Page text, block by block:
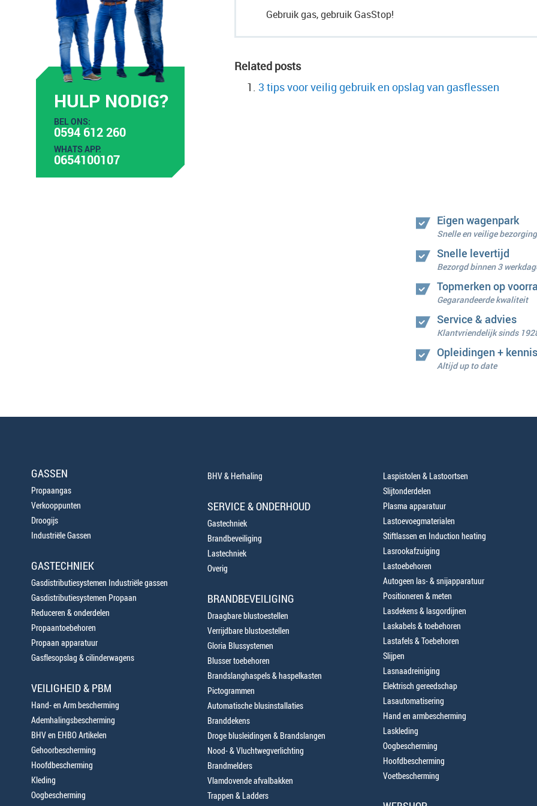
HULP NODIG?
BEL ONS:
0594 612 260
WHATS APP:
0654100107
Gebruik gas, gebruik GasStop!
Related posts
3 tips voor veilig gebruik en opslag van gasflessen
Eigen wagenpark
Snelle en veilige bezorging
Snelle levertijd
Bezorgd binnen 3
Topmerken op
Gegarandeerde kwaliteit
Service & advies
Klantvriendelijk sinds
Opleidingen + kennis
Altijd up to date
GASSEN
Propaangas
Verkooppunten
Droogijs
Industriële Gassen
GASTECHNIEK
Gasdistributiesystemen Industriële gassen
Gasdistributiesystemen Propaan
Reduceren & onderdelen
Propaantoebehoren
Propaan apparatuur
Gasflesopslag & cilinderwagens
VEILIGHEID & PBM
Hand- en Arm bescherming
Ademhalingsbescherming
BHV en EHBO Artikelen
Gehoorbescherming
Hoofdbescherming
Kleding
Oogbescherming
BHV & Herhaling
SERVICE & ONDERHOUD
Gastechniek
Brandbeveiliging
Lastechniek
Overig
BRANDBEVEILIGING
Draagbare blustoestellen
Verrijdbare blustoestellen
Gloria Blussystemen
Blusser toebehoren
Brandslanghaspels & haspelkasten
Pictogrammen
Automatische blusinstallaties
Branddekens
Droge blusleidingen & Brandslangen
Nood- & Vluchtwegverlichting
Brandmelders
Vlamdovende afvalbakken
Trappen & Ladders
Laspistolen & Lastoortsen
Slijtonderdelen
Plasma apparatuur
Lastoevoegmaterialen
Stiftlassen en Induction heating
Lasrookafzuiging
Lastoebehoren
Autogeen las- & snijapparatuur
Positioneren & meten
Lasdekens & lasgordijnen
Laskabels & toebehoren
Lastafels & Toebehoren
Slijpen
Lasnaadreiniging
Elektrisch gereedschap
Lasautomatisering
Hand en armbescherming
Laskleding
Oogbescherming
Hoofdbescherming
Voetbescherming